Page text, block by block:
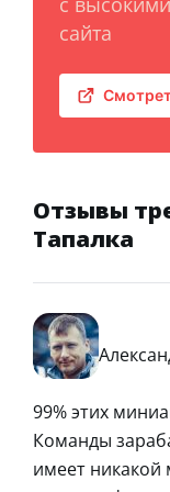
сайта
Отзывы
Тапалка
99% этих
Команды
имеет